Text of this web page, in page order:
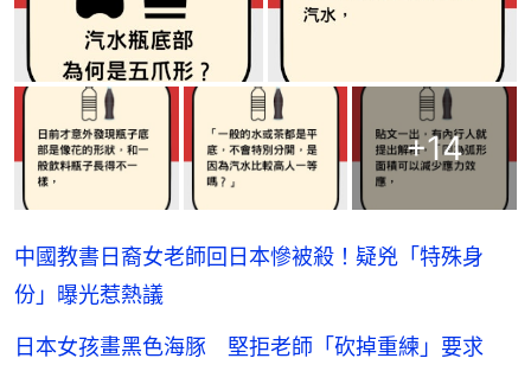
+14
中國教書日裔女老師回日本慘被殺！疑兇「特殊身
份」曝光惹熱議
日本女孩畫黑色海豚 堅拒老師「砍掉重練」要求